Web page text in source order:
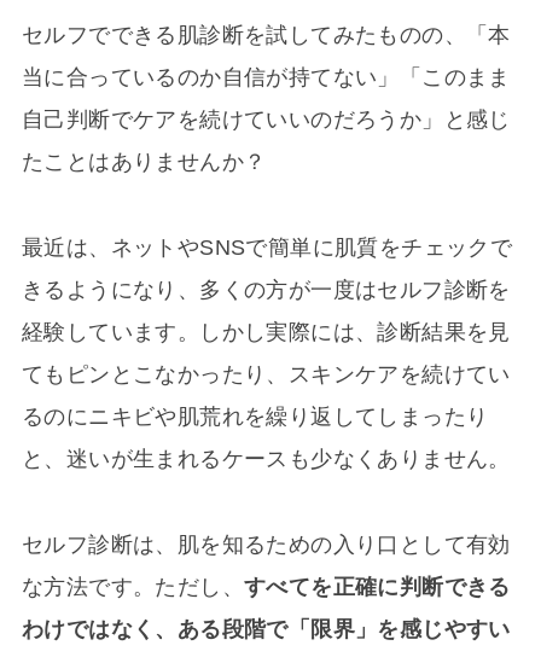
セルフでできる肌診断を試してみたものの、「本
当に合っているのか自信が持てない」「このまま
自己判断でケアを続けていいのだろうか」と感じ
たことはありませんか？
最近は、ネットやSNSで簡単に肌質をチェックで
きるようになり、多くの方が一度はセルフ診断を
経験しています。しかし実際には、診断結果を見
てもピンとこなかったり、スキンケアを続けてい
るのにニキビや肌荒れを繰り返してしまったり
と、迷いが生まれるケースも少なくありません。
セルフ診断は、肌を知るための入り口として有効
な方法です。ただし、 すべてを正確に判断できる
わけではなく、ある段階で「限界」を感じやすい